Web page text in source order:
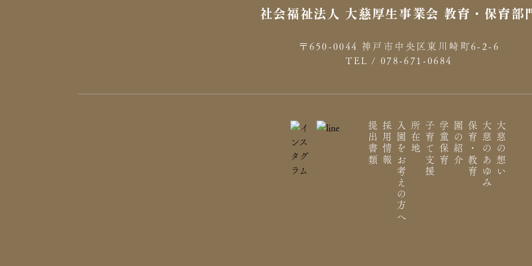
社会福祉法人 大慈厚生事業会 教育・保育部
〒650-0044 神戸市中央区東川崎町6-2-6
TEL / 078-671-0684
提出書類採用情報入園をお考えの方へ所在地子育て支援学童保育園の紹介保育・教育大慈のあゆみ大慈の想い